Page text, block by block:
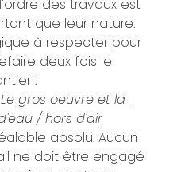
des travaux est
que leur nature.
à respecter pour
deux fois le
:
gros oeuvre et la
/ hors d'air
absolu. Aucun
ne doit être engagé